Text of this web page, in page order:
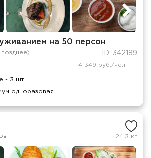
на 50 персон
позднее) ID: 342189
- 3 шт.
одноразовая
4 349 руб./чел.
24.3 кг